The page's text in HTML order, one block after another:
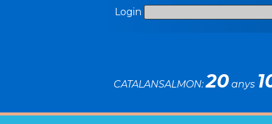
Login
CATALANSALMON:20anys